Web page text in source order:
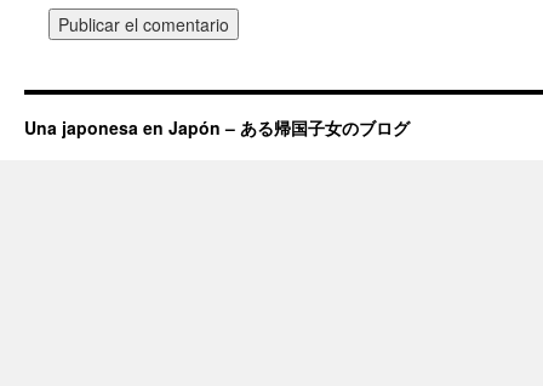
Una japonesa en Japón – ある帰国子女のブログ